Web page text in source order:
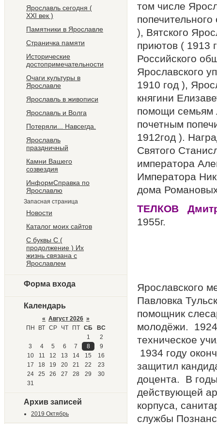
Ярославль сегодня (
ХХI век )
Памятники в Ярославле
Страничка памяти
Исторические
достопримечательности
Очаги культуры в
Ярославле
Ярославль в живописи
Ярославль и Волга
Потеряли... Навсегда.
Ярославль
праздничный
Камни Вашего
созвездия
ИнформСправка по
Ярославлю
Запасная страница
Новости
Каталог моих сайтов
С буквы С (
продолжение ) Их
жизнь связана с
Ярославлем
Форма входа
Календарь
« Август 2026 »
ПН
ВТ СР ЧТ ПТ СБ
ВС
1
2
3
4 5 6 7 8
9
10
11 12 13 14 15
16
17
18 19 20 21 22
23
24
25 26 27 28 29
30
31
Архив записей
2019 Октябрь
том числе
), Вятского
приютов ( 1913
Российского
Ярославского
1910 год ),
княгини
помощи семьям
почетным
1912год ).
Святого
императора
Императора
дома
ТЕЛКОВ
Ярославского
Павловка
помощник
молодёжи.
техническое
1934 году
защитил
доцента. В
действующей
корпуса,
службы